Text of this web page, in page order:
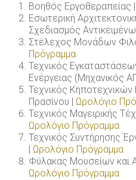
Βοηθός Εργοθεραπείας |
Εσωτερική
Σχεδιασμός
Στέλεχος Μονάδων
Πρόγραμμα
Τεχνικός
Ενέργειας (Μηχανικός
Τεχνικός
Πρασίνου | Ωρολόγιο
Τεχνικός Μαγειρικής
Ωρολόγιο Πρόγραμμα
Τεχνικός Συντήρησης
Ωρολόγιο Πρόγραμμα
Φύλακας Μουσείων και
Ωρολόγιο Πρόγραμμα